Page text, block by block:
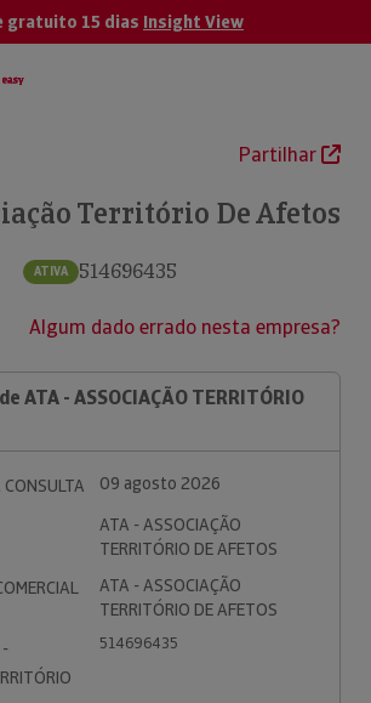
gratuito 15 dias Insight View
Partilhar
Território De Afetos
ATIVA 514696435
Algum dado errado nesta empresa?
ATA - ASSOCIAÇÃO TERRITÓRIO
09 agosto 2026
ATA - ASSOCIAÇÃO
TERRITÓRIO DE AFETOS
ATA - ASSOCIAÇÃO
TERRITÓRIO DE AFETOS
-
514696435